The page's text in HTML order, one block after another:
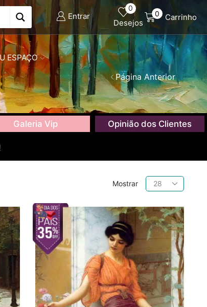
Entrar
0
Desejos
0 Carrinho
ESPAÇO
Página Anterior
Galeria Vip Opinião dos Clientes
Mostrar
Produtos
por